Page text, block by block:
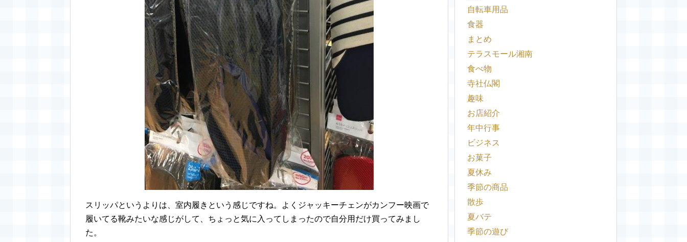
スリッパというよりは、室内履きという感じですね。よくジャッキーチェンがカンフー映画で
履いてる靴みたいな感じがして、ちょっと気に入ってしまったので自分用だけ買ってみまし
た。
自転車用品
食器
まとめ
テラスモール湘南
食べ物
寺社仏閣
趣味
お店紹介
年中行事
ビジネス
お菓子
夏休み
季節の商品
散歩
夏バテ
季節の遊び